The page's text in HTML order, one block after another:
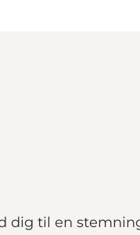
dig til en